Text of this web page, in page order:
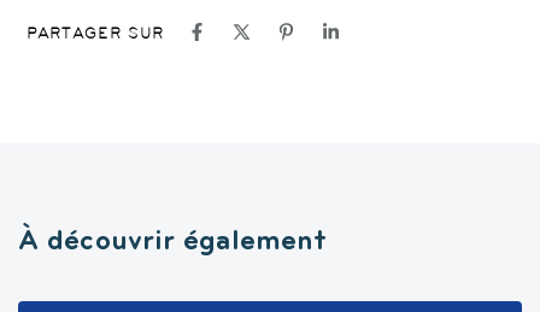
PARTAGER SUR
À découvrir également